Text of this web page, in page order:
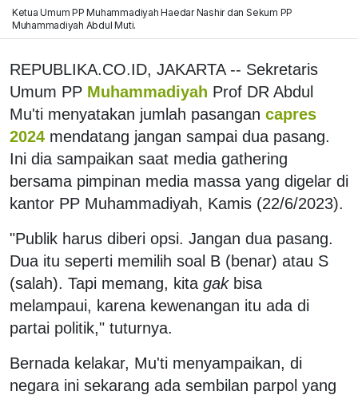
Ketua Umum PP Muhammadiyah Haedar Nashir dan Sekum PP
Muhammadiyah Abdul Muti.
REPUBLIKA.CO.ID, JAKARTA -- Sekretaris
Umum PP Muhammadiyah Prof DR Abdul
Mu'ti menyatakan jumlah pasangan capres
2024 mendatang jangan sampai dua pasang.
Ini dia sampaikan saat media gathering
bersama pimpinan media massa yang digelar di
kantor PP Muhammadiyah, Kamis (22/6/2023).
"Publik harus diberi opsi. Jangan dua pasang.
Dua itu seperti memilih soal B (benar) atau S
(salah). Tapi memang, kita gakbisa
melampaui, karena kewenangan itu ada di
partai politik," tuturnya.
Bernada kelakar, Mu'ti menyampaikan, di
negara ini sekarang ada sembilan parpol yang